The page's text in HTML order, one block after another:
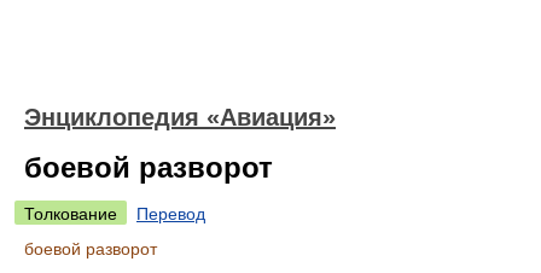
Энциклопедия «Авиация»
боевой разворот
Толкование
Перевод
боевой разворот